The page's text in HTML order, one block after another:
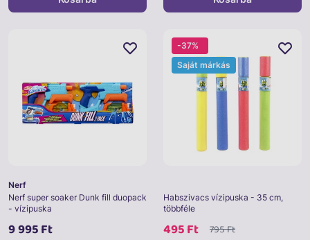
Nerf
Nerf super soaker Dunk fill duopack
- vízipuska
9 995 Ft
Habszivacs vízipuska - 35 cm,
többféle
495 Ft 795 Ft
-37%
Saját márkás